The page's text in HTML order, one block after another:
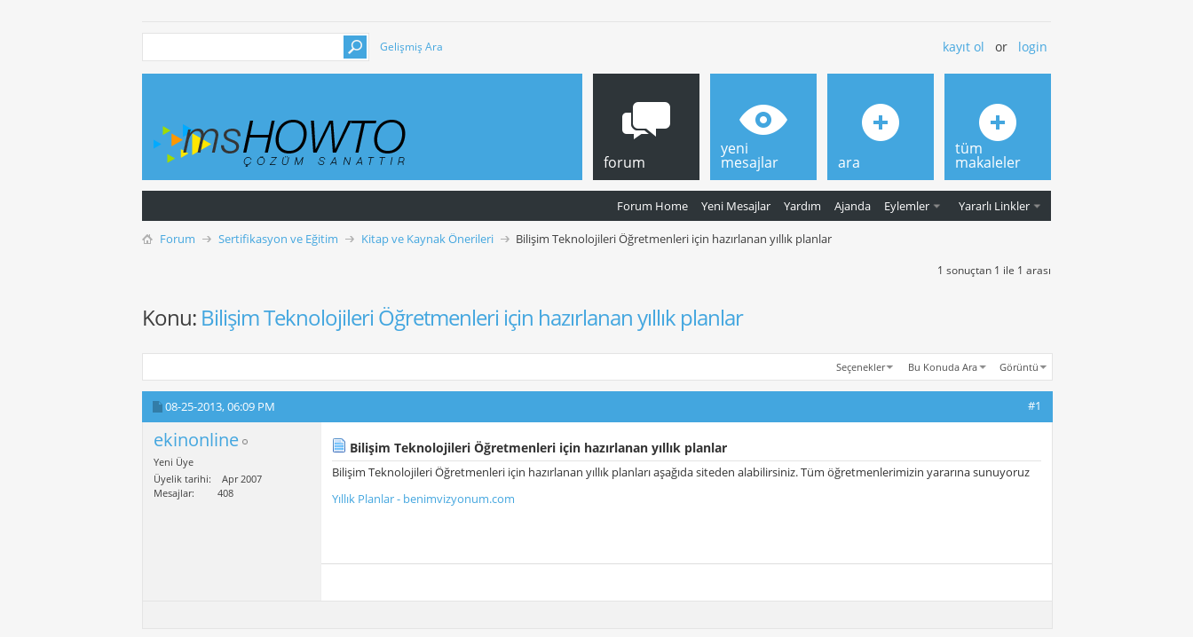
Gelişmiş Ara kayıt ol or login
forum
Forum Home Yeni Mesajlar Yardım Ajanda Eylemler Yararlı Linkler
yeni
mesajlar ara
tüm
makaleler
Forum Sertifikasyon ve Eğitim Kitap ve Kaynak Önerileri Bilişim Teknolojileri Öğretmenleri için hazırlanan yıllık planlar
1 sonuçtan 1 ile 1 arası
Konu: Bilişim Teknolojileri Öğretmenleri için hazırlanan yıllık planlar
Seçenekler Bu Konuda Ara Görüntü
08-25-2013,06:09 PM #1
ekinonline
Yeni Üye
Üyelik tarihi
Apr 2007
Mesajlar
408
Bilişim Teknolojileri Öğretmenleri için hazırlanan yıllık planlar
Bilişim Teknolojileri Öğretmenleri için hazırlanan yıllık planları aşağıda siteden alabilirsiniz. Tüm öğretmenlerimizin yararına sunuyoruz
Yıllık Planlar - benimvizyonum.com